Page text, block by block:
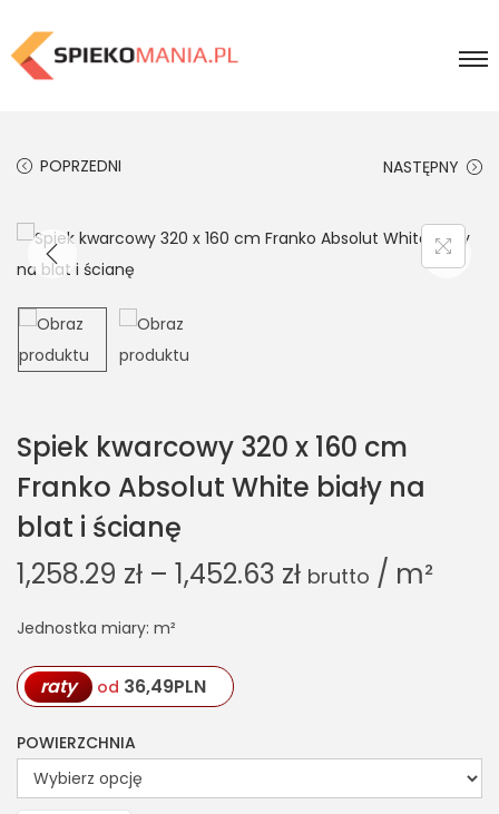
POPRZEDNI NASTĘPNY
Spiek kwarcowy 320 x 160 cm
Franko Absolut White biały na
blat i ścianę
1,258.29 zł – 1,452.63 zł brutto / m²
Jednostka miary: m²
raty od 36,49PLN
POWIERZCHNIA